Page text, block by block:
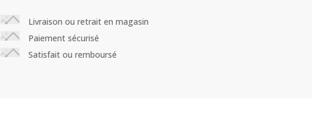
Livraison ou retrait en magasin
Paiement sécurisé
Satisfait ou remboursé